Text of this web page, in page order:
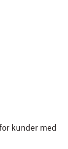
kunder med